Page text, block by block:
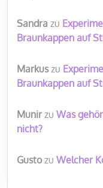
Sandra zu
Braunkappen auf
Markuszu
Braunkappen auf
Munirzu Was
nicht?
Gustozu Welcher